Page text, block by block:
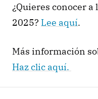
¿Quieres conocer
2025? Lee aquí.
Haz clic aquí.